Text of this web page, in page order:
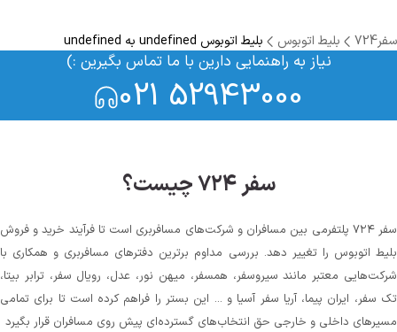
سفر724 بلیط اتوبوس بلیط اتوبوس undefined به undefined
نیاز به راهنمایی دارین با ما تماس بگیرین :)
021 52943000
سفر ۷۲۴ چیست؟
سفر ۷۲۴ پلتفرمی بین مسافران و شرکت‌های مسافربری است تا فرآیند خرید و فروش
بلیط اتوبوس را تغییر دهد. بررسی مداوم برترین دفترهای مسافربری و همکاری با
شرکت‌هایی معتبر مانند سیروسفر، همسفر، میهن‌ نور، عدل، رویال سفر، ترابر بیتا،
تک سفر، ایران پیما، آریا سفر آسیا و ... این بستر را فراهم کرده است تا برای تمامی
مسیرهای داخلی و خارجی حق انتخاب‌های گسترده‌ای پیش روی مسافران قرار بگیرد